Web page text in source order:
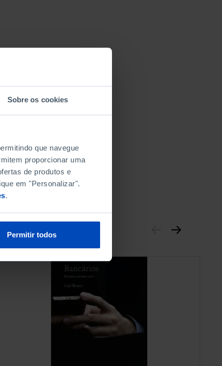
Sobre os cookies
que navegue
proporcionar uma
de produtos e
em "Personalizar".
.
Permitir todos